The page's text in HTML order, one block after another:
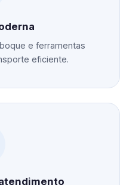
e ferramentas
eficiente.